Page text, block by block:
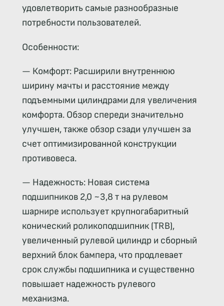
удовлетворить самые разнообразные
потребности пользователей.
Особенности:
— Комфорт: Расширили внутреннюю
ширину мачты и расстояние между
подъемными цилиндрами для увеличения
комфорта. Обзор спереди значительно
улучшен, также обзор сзади улучшен за
счет оптимизированной конструкции
противовеса.
— Надежность: Новая система
подшипников 2,0 ~3,8 т на рулевом
шарнире использует крупногабаритный
конический роликоподшипник (TRB),
увеличенный рулевой цилиндр и сборный
верхний блок бампера, что продлевает
срок службы подшипника и существенно
повышает надежность рулевого
механизма.